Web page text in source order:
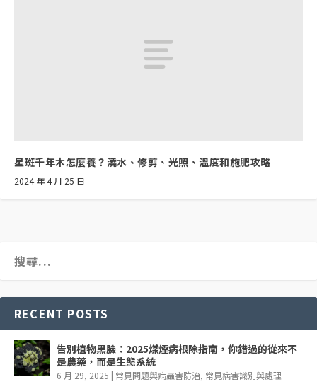
星斑千年木怎麼養？澆水、修剪、光照、溫度和施肥攻略
2024 年 4 月 25 日
RECENT POSTS
告別植物黑臉：2025煤煙病根除指南，你錯過的從來不
是農藥，而是生態系統
6 月 29, 2025 | 常見問題與病蟲害防治, 常見病害識別與處理